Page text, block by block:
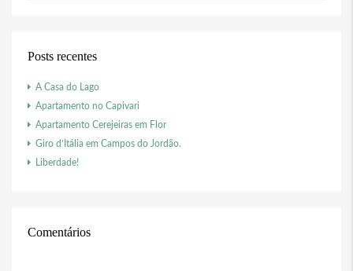
Posts recentes
A Casa do Lago
Apartamento no Capivari
Apartamento Cerejeiras em Flor
Giro d’Itália em Campos do Jordão.
Liberdade!
Comentários